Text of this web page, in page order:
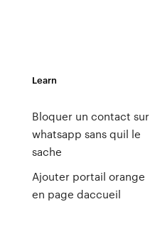
Learn
Bloquer un contact sur
whatsapp sans quil le
sache
Ajouter portail orange
en page daccueil